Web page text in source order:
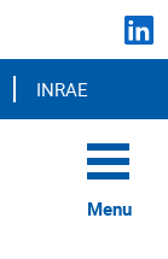
INRAE
Menu